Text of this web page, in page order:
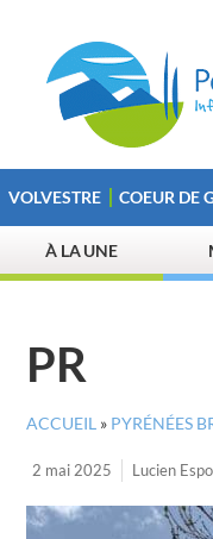
VOLVESTRE COEUR DE
À LA UNE
PR
ACCUEIL » PYRÉNÉES
2 mai 2025 Lucien